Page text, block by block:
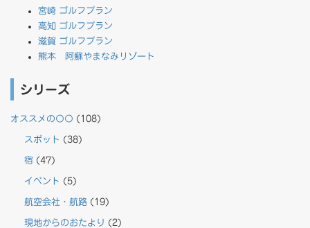
宮崎 ゴルフプラン
高知 ゴルフプラン
滋賀 ゴルフプラン
熊本 阿蘇やまなみリゾート
シリーズ
オススメの〇〇 (108)
スポット (38)
宿(47)
イベント (5)
航空会社・航路(19)
現地からのおたより (2)